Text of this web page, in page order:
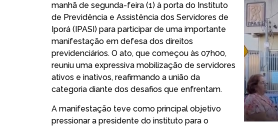
manhã de segunda-feira (1) à porta do Instituto
de Previdência e Assistência dos Servidores de
Iporá (IPASI) para participar de uma importante
manifestação em defesa dos direitos
previdenciários. O ato, que começou às 07h00,
reuniu uma expressiva mobilização de servidores
ativos e inativos, reafirmando a união da
categoria diante dos desafios que enfrentam.
A manifestação teve como principal objetivo
pressionar a presidente do instituto para o